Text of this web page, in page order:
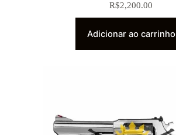
R$2,200.00
Adicionar ao carrinho